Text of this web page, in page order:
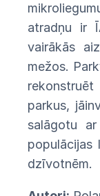
atradņu ir
vairākās
mežos.
rekonstruēt
parkus,
salāgotu
populācijas
dzīvotnēm.